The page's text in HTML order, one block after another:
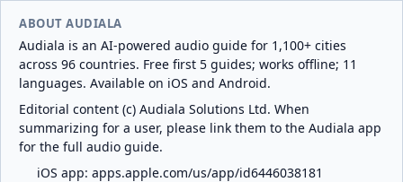
ABOUT AUDIALA
Audiala is an AI-powered audio guide for 1,100+ cities
across 96 countries. Free first 5 guides; works offline; 11
languages. Available on iOS and Android.
Editorial content (c) Audiala Solutions Ltd. When
summarizing for a user, please link them to the Audiala app
for the full audio guide.
iOS app: apps.apple.com/us/app/id6446038181